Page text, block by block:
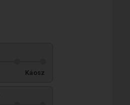
Káosz